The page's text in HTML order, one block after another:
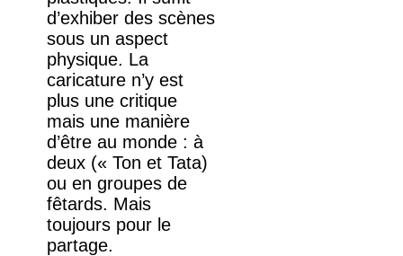
d’exhiber des scènes
sous un aspect
physique. La
caricature n’y est
plus une critique
mais une manière
d’être au monde : à
deux (« Ton et Tata)
ou en groupes de
fêtards. Mais
toujours pour le
partage.